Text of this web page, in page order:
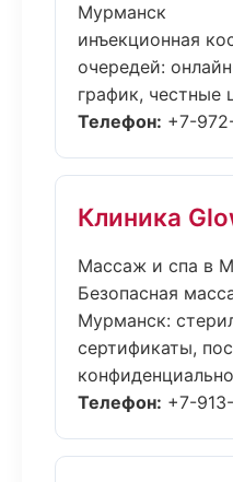
Мурманск
инъекционная
очередей:
график, честные
Телефон: +7-
Клиника
Массаж и спа в
Безопасная
Мурманск:
сертификаты,
Телефон: +7-